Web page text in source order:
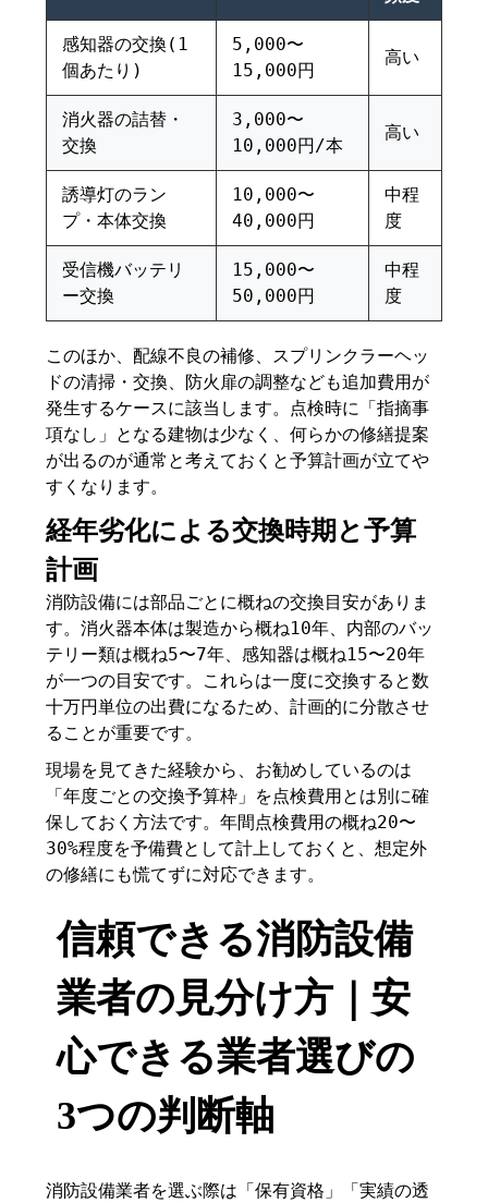
感知器の交換(1
個あたり)
5,000〜
15,000円
高い
消火器の詰替・
交換
3,000〜
10,000円/本
高い
誘導灯のラン
プ・本体交換
10,000〜
40,000円
中程
度
受信機バッテリ
ー交換
15,000〜
50,000円
中程
度
このほか、配線不良の補修、スプリンクラーヘッ
ドの清掃・交換、防火扉の調整なども追加費用が
発生するケースに該当します。点検時に「指摘事
項なし」となる建物は少なく、何らかの修繕提案
が出るのが通常と考えておくと予算計画が立てや
すくなります。
経年劣化による交換時期と予算
計画
消防設備には部品ごとに概ねの交換目安がありま
す。消火器本体は製造から概ね10年、内部のバッ
テリー類は概ね5〜7年、感知器は概ね15〜20年
が一つの目安です。これらは一度に交換すると数
十万円単位の出費になるため、計画的に分散させ
ることが重要です。
現場を見てきた経験から、お勧めしているのは
「年度ごとの交換予算枠」を点検費用とは別に確
保しておく方法です。年間点検費用の概ね20〜
30%程度を予備費として計上しておくと、想定外
の修繕にも慌てずに対応できます。
信頼できる消防設備
業者の見分け方｜安
心できる業者選びの
3つの判断軸
消防設備業者を選ぶ際は「保有資格」「実績の透